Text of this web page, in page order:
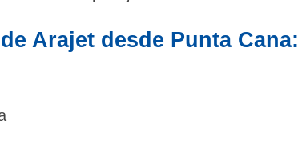
Arajet desde Punta Cana: